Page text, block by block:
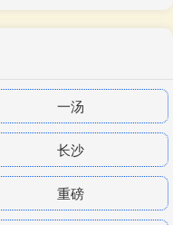
一汤
长沙
重磅